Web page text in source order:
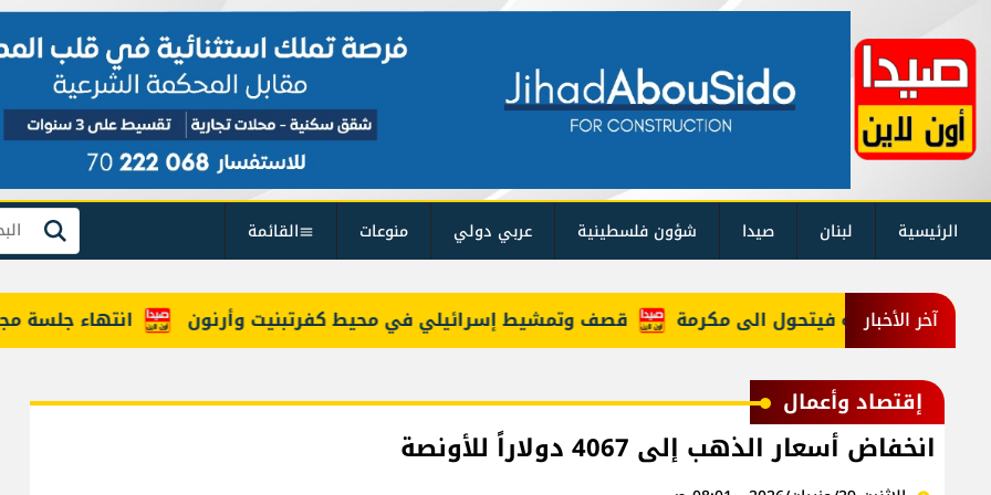
الرئيسية لبنان صيدا شؤون فلسطينية عربي دولي منوعات القائمة بحث
آخر الأخبار انتهاء جلسة مجلس قصف وتمشيط إسرائيلي في محيط كفرتبنيت وأرنون نستجديه فيتحول الى مكرمة
إقتصاد وأعمال
انخفاض أسعار الذهب إلى 4067 دولاراً للأونصة